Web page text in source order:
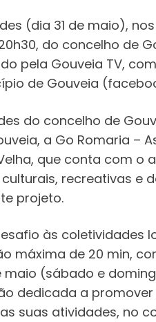
(dia 31 de maio),
do concelho de
pela Gouveia TV,
de Gouveia
do concelho de
a Go Romaria –
que conta com o
recreativas e
projeto.
às coletividades
máxima de 20 min,
(sábado e
dedicada a
suas atividades, no